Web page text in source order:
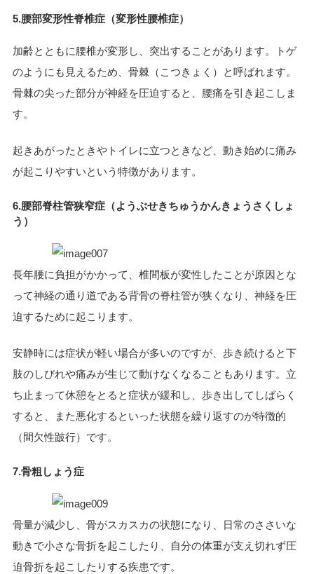
5.腰部変形性脊椎症（変形性腰椎症）
加齢とともに腰椎が変形し、突出することがあります。トゲ
のようにも見えるため、骨棘（こつきょく）と呼ばれます。
骨棘の尖った部分が神経を圧迫すると、腰痛を引き起こしま
す。
起きあがったときやトイレに立つときなど、動き始めに痛み
が起こりやすいという特徴があります。
6.腰部脊柱管狭窄症（ようぶせきちゅうかんきょうさくしょ
う）
長年腰に負担がかかって、椎間板が変性したことが原因とな
って神経の通り道である背骨の脊柱管が狭くなり、神経を圧
迫するために起こります。
安静時には症状が軽い場合が多いのですが、歩き続けると下
肢のしびれや痛みが生じて動けなくなることもあります。立
ち止まって休憩をとると症状が緩和し、歩き出してしばらく
すると、また悪化するといった状態を繰り返すのが特徴的
（間欠性跛行）です。
7.骨粗しょう症
骨量が減少し、骨がスカスカの状態になり、日常のささいな
動きで小さな骨折を起こしたり、自分の体重が支え切れず圧
迫骨折を起こしたりする疾患です。